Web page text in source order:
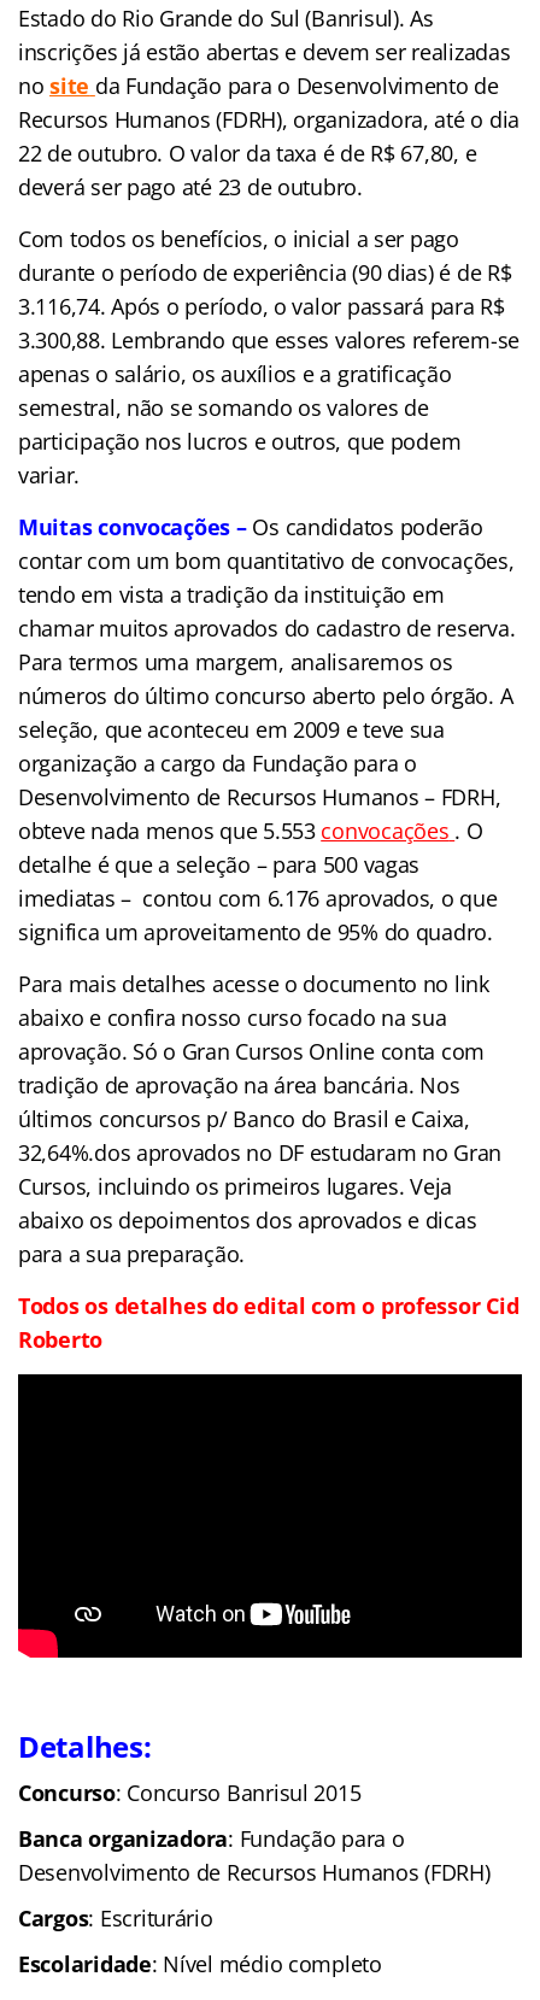
Estado do Rio Grande do Sul (Banrisul). As
inscrições já estão abertas e devem ser realizadas
nosite da Fundação para o Desenvolvimento de
Recursos Humanos (FDRH), organizadora, até o dia
22 de outubro. O valor da taxa é de R$ 67,80, e
deverá ser pago até 23 de outubro.
Com todos os benefícios, o inicial a ser pago
durante o período de experiência (90 dias) é de R$
3.116,74. Após o período, o valor passará para R$
3.300,88. Lembrando que esses valores referem-se
apenas o salário, os auxílios e a gratificação
semestral, não se somando os valores de
participação nos lucros e outros, que podem
variar.
Muitas convocações – Os candidatos poderão
contar com um bom quantitativo de convocações,
tendo em vista a tradição da instituição em
chamar muitos aprovados do cadastro de reserva.
Para termos uma margem, analisaremos os
números do último concurso aberto pelo órgão. A
seleção, que aconteceu em 2009 e teve sua
organização a cargo da Fundação para o
Desenvolvimento de Recursos Humanos – FDRH,
obteve nada menos que 5.553 convocações . O
detalhe é que a seleção – para 500 vagas
imediatas – contou com 6.176 aprovados, o que
significa um aproveitamento de 95% do quadro.
Para mais detalhes acesse o documento no link
abaixo e confira nosso curso focado na sua
aprovação. Só o Gran Cursos Online conta com
tradição de aprovação na área bancária. Nos
últimos concursos p/ Banco do Brasil e Caixa,
32,64%.dos aprovados no DF estudaram no Gran
Cursos, incluindo os primeiros lugares. Veja
abaixo os depoimentos dos aprovados e dicas
para a sua preparação.
Todos os detalhes do edital com o professor Cid
Roberto
Detalhes:
Concurso: Concurso Banrisul 2015
Banca organizadora: Fundação para o
Desenvolvimento de Recursos Humanos (FDRH)
Cargos: Escriturário
Escolaridade: Nível médio completo